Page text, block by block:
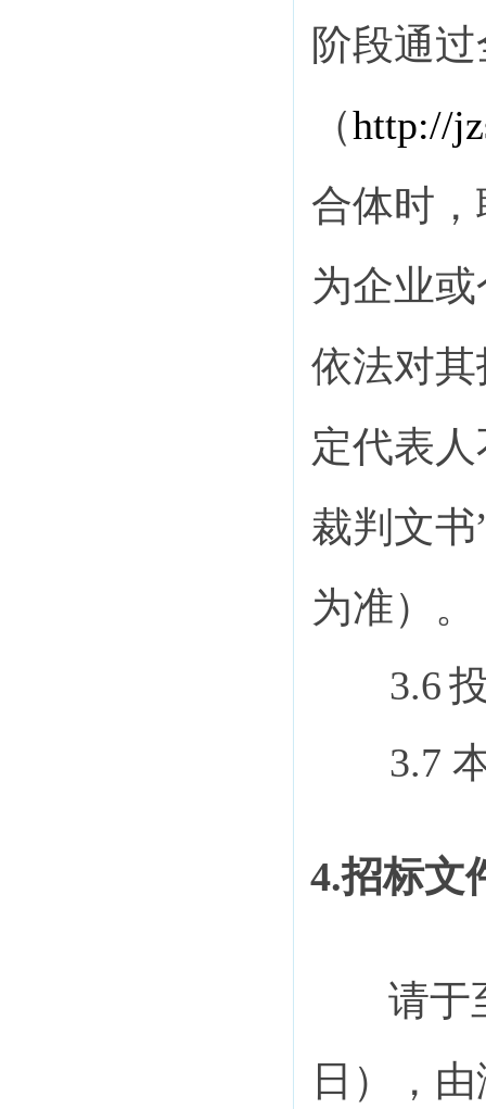
阶段通
（http://
合体时
为企业
依法对
定代表
裁判文书
为准）。
3.6
3.7
4.招标文
请于
日），由